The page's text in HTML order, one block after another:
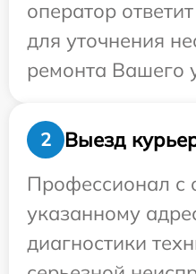
оператор
для уточнения
ремонта Вашего
2
Выезд
Профессионал с
указанному
диагностики